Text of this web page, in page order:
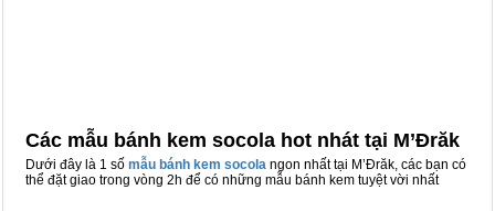
Các mẫu bánh kem socola hot nhát tại M’Đrăk
Dưới đây là 1 số mẫu bánh kem socola ngon nhất tại M’Đrăk, các bạn có
thể đặt giao trong vòng 2h để có những mẫu bánh kem tuyệt vời nhất